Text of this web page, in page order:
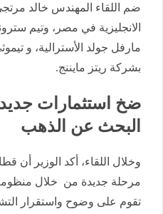
ضم اللقاء المهندس خالد
الانجليزية في مصر، وتيم
مارفل جولد الأسترالية، و
بشركة ريتز مايننج.
ضخ استثمارات
البحث عن الذهب
وخلال اللقاء، أكد الوزير أن
مرحلة جديدة من خلال منظومة
تقوم على وضوح واستقرار